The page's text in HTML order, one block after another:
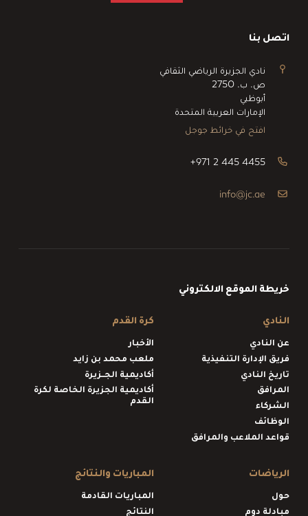
اتصل بنا
نادي الجزيرة الرياضي الثقافي
ص. ب. 2750
أبوظبي
الإمارات العربية المتحدة
افتح في خرائط جوجل
+971 2 445 4455
info@jc.ae
خريطة الموقع الالكتروني
النادي
عن النادي
فريق الإدارة التنفيذية
تاريخ النادي
المرافق
الشركاء
الوظائف
قواعد الملاعب والمرافق
كرة القدم
الأخبار
ملعب محمد بن زايد
أكاديمية الجــزيرة
أكاديمية الجزيرة الخاصة لكرة
القدم
الرياضات
حول
مبادلة دوم
المباريات والنتائج
المباريات القادمة
النتائج